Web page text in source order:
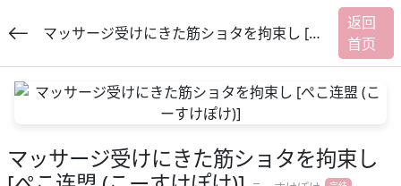
マッサージ受けにきた筋ショタを拘束し [ぺこ连盟 (こーすけぽけ)]
返回
首页
マッサージ受けにきた筋ショタを拘束し